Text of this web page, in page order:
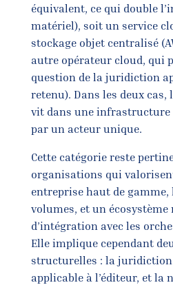
équivalent, ce qui double
matériel), soit un service
stockage objet centralisé
autre opérateur cloud, qui
question de la juridiction
retenu). Dans les deux cas,
vit dans une infrastructure
par un acteur unique.
Cette catégorie reste
organisations qui
entreprise haut de gamme,
volumes, et un écosystème
d’intégration avec les
Elle implique cependant
structurelles : la
applicable à l’éditeur, et la